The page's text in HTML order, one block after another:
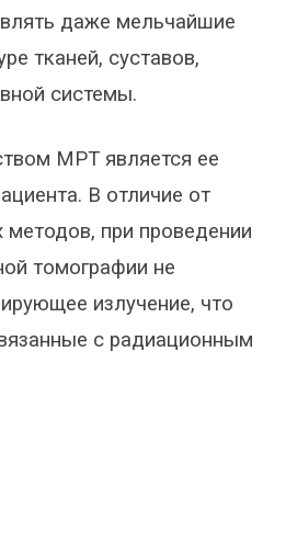
даже мельчайшие
тканей, суставов,
системы.
МРТ является ее
В отличие от
методов, при проведении
томографии не
излучение, что
с радиационным